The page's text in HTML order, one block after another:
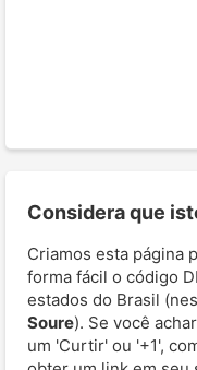
Considera que
Criamos esta página
forma fácil o código
estados do Brasil
Soure). Se você
um 'Curtir' ou '+1',